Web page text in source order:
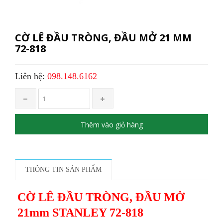
CỜ LÊ ĐẦU TRÒNG, ĐẦU MỞ 21 MM
72-818
Liên hệ: 098.148.6162
Thêm vào giỏ hàng
THÔNG TIN SẢN PHẨM
CỜ LÊ ĐẦU TRÒNG, ĐẦU MỞ
21mm STANLEY 72-818